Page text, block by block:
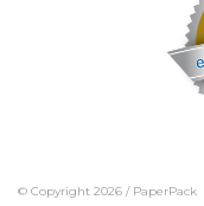
© Copyright 2026 / PaperPack